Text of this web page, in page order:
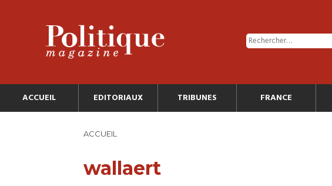
ACCUEIL EDITORIAUX TRIBUNES FRANCE
ACCUEIL
wallaert